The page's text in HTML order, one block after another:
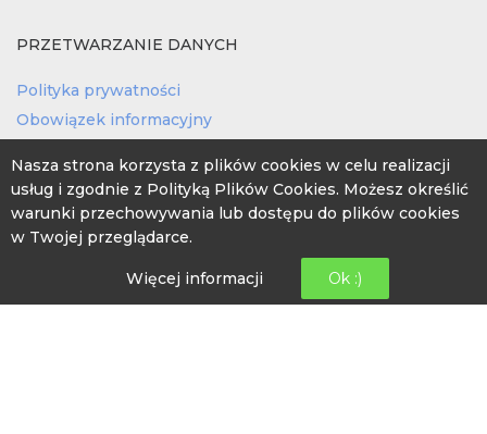
PRZETWARZANIE DANYCH
Polityka prywatności
Obowiązek informacyjny
Nasza strona korzysta z plików cookies w celu realizacji
usług i zgodnie z Polityką Plików Cookies. Możesz określić
warunki przechowywania lub dostępu do plików cookies
w Twojej przeglądarce.
Więcej informacji Ok :)